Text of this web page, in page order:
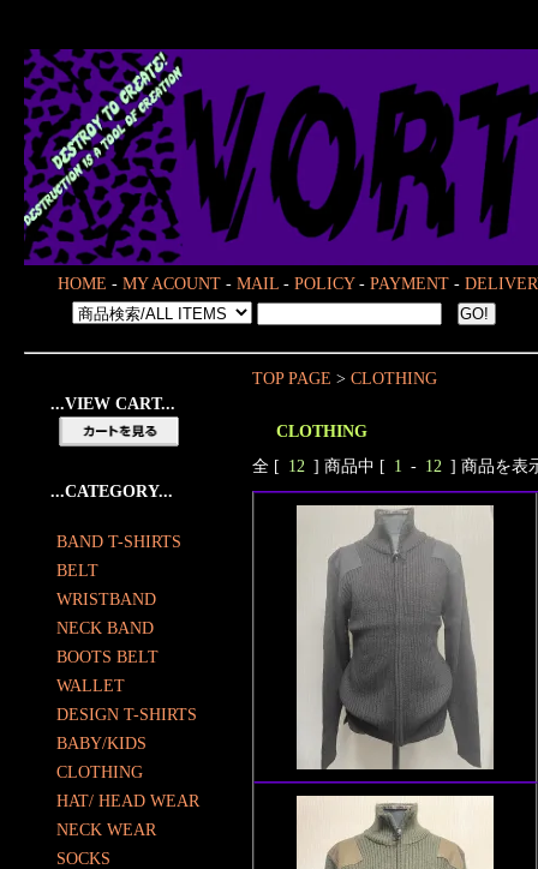
HOME - MY ACOUNT - MAIL - POLICY- PAYMENT -
...VIEW CART...
...CATEGORY...
BAND T-SHIRTS
BELT
WRISTBAND
NECK BAND
BOOTS BELT
WALLET
DESIGN T-SHIRTS
BABY/KIDS
CLOTHING
HAT/ HEAD WEAR
NECK WEAR
SOCKS
TOP PAGE > CLOTHING
CLOTHING
全 [ 12 ] 商品中 [ 1 - 12 ] 商品を表